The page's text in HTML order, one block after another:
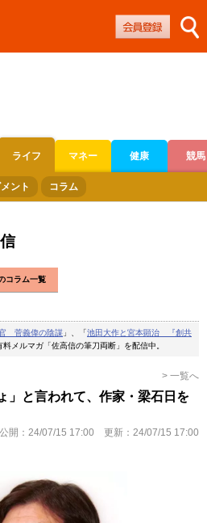
ライフ マネー 健康 競馬
ース
ント コラム
コラム一覧
菅義偉の陰謀 」、「池田大作と宮本顕治 『創共
料メルマガ「佐高信の筆刀両断」を配信中。
> 一覧へ
」と言われて、作家・梁石日を
公開： 24/07/15 17:00 更新： 24/07/15 17:00